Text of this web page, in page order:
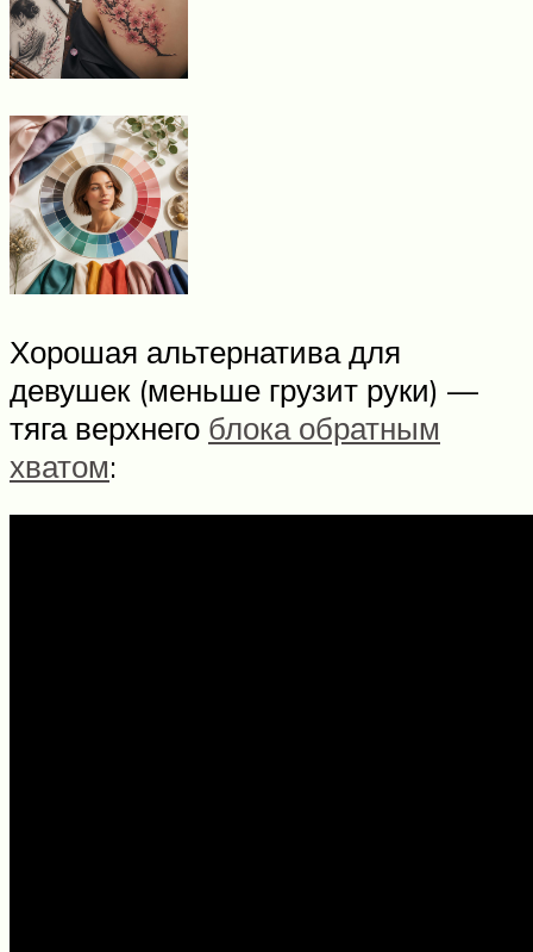
Хорошая альтернатива для
девушек (меньше грузит руки) —
тяга верхнего блока обратным
хватом: